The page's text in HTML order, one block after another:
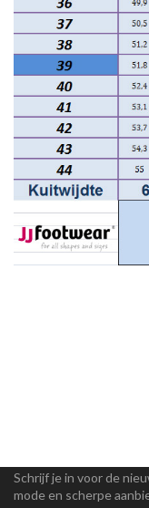
Schrijf je in voor de
mode en scherpe